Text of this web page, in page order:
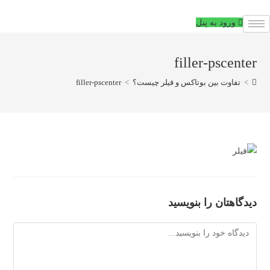
به
ورود به پنل
filler-pscenter
> تفاوت بین بوتاکس و فیلر چیست؟ >
filler-pscenter
دیدگاهتان را بنویسید
دیدگاه